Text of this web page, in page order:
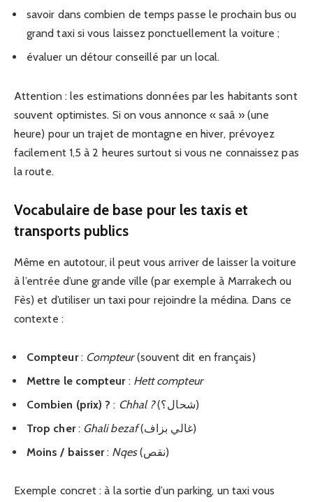
savoir dans combien de temps passe le prochain bus ou
grand taxi si vous laissez ponctuellement la voiture ;
évaluer un détour conseillé par un local.
Attention : les estimations données par les habitants sont
souvent optimistes. Si on vous annonce « saâ » (une
heure) pour un trajet de montagne en hiver, prévoyez
facilement 1,5 à 2 heures surtout si vous ne connaissez pas
la route.
Vocabulaire de base pour les taxis et
transports publics
Même en autotour, il peut vous arriver de laisser la voiture
à l’entrée d’une grande ville (par exemple à Marrakech ou
Fès) et d’utiliser un taxi pour rejoindre la médina. Dans ce
contexte :
Compteur: Compteur(souvent dit en français)
Mettre le compteur: Hett compteur
Combien (prix) ? : Chhal ?
(شحال؟)
Trop cher: Ghali bezaf
(غالي بزاف)
Moins / baisser: Nqes (نقص)
Exemple concret : à la sortie d’un parking, un taxi vous